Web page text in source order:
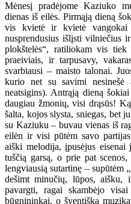
Mėnesį pradėjome Kaziuko
dienas iš eilės. Pirmąją dieną
vis kvietė ir kvietė vangokai
nusprendusius išlįsti vilniečius
plokštelės“, ratiliokam vis
praeiviais, ir tarpusavy,
svarbiausi – maisto talonai.
kurio net su savimi nesinešė
neatsigins). Antrąją dieną
daugiau žmonių, visi drąsūs!
šalta, kojos slysta, sniegas, bet
su Kaziuku – buvau vienas iš
eilėn ir visi pūtėm savo
aiški melodija, įpusėjus
tuščią garsą, o prie pat
lengviausią sutartinę – supūtėm
dešimt minučių, lūpos, aišku,
pavargti, ragai skambėjo
būgnininkai, o šventišką